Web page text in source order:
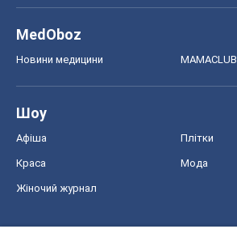
MedOboz
Новини медицини MAMACLUB
Шоу
Афіша Плітки
Краса Мода
Жіночий журнал